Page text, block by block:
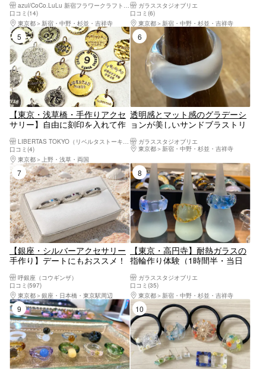
り 女子会や夏休み親子体験に
最適♪一緒に作って思い出作
り！（親子 ハンドメイド もの
づくり 体験 出張ワークショッ
プ
口コミ(14)
東京都
新宿・中野・杉並・吉祥寺
ガラススタジオブリエ
口コミ(6)
東京都
新宿・中野・杉並・吉祥寺
5位
【東京・浅草橋・手作りアクセ
サリー】自由に刻印を入れて作
分だけのチャーム（1個）
LIBERTAS TOKYO（リベルタストーキョー）
口コミ(4)
東京都
上野・浅草・両国
6位
透明感とマット感のグラデーシ
ョンが美しいサンドブラストリ
ガラススタジオブリエ
東京都
新宿・中野・杉並・吉祥寺
7位
【銀座・シルバーアクセサリー
手作り】デートにもおススメ！
グ作り体験
呼銀座（コウギンザ）
口コミ(597)
東京都
銀座・日本橋・東京駅周辺
8位
【東京・高円寺】耐熱ガラスの
指輪作り体験（1時間半・当日
ガラススタジオブリエ
口コミ(35)
東京都
新宿・中野・杉並・吉祥寺
9位 10位